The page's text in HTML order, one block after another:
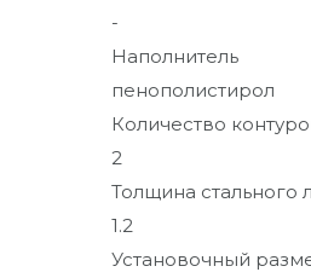
-
Наполнитель
пенополистирол
Количество
2
Толщина стального
1.2
Установочный